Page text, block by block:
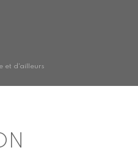
et d'ailleurs